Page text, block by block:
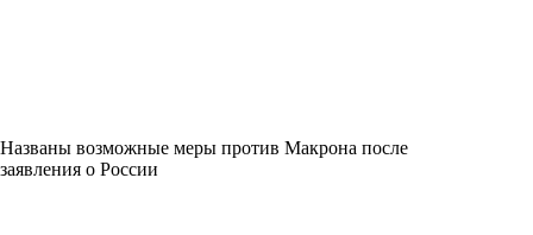
Названы возможные меры против Макрона после
заявления о России